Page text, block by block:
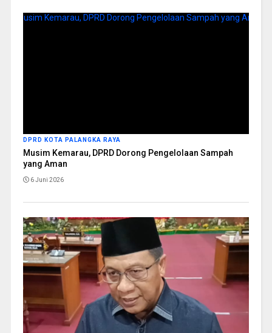
DPRD KOTA PALANGKA RAYA
Musim Kemarau, DPRD Dorong Pengelolaan Sampah
yang Aman
6 Juni 2026